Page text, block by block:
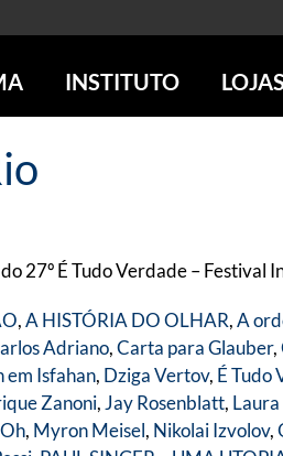
DO CINEMA
DVD IMS
INSTITUTO
AÇÃO SOCIAL
EDUCAÇÃO
ESCOLA ESCUTA
PUBLICAÇÕES E DVDs
LOJAS
27º É Tudo Verdade –
,A HISTÓRIA DO OLHAR,A
Adriano,Carta para Glauber,
em Isfahan, Dziga Vertov, É Tudo
Zanoni, Jay Rosenblatt,
, Myron Meisel, Nikolai Izvolov,